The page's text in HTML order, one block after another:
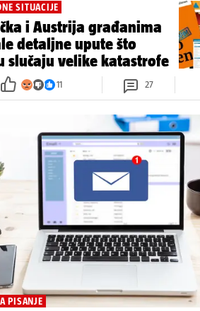
SITUACIJE
i Austrija građanima
detaljne upute što
slučaju velike katastrofe
11 27
PISANJE